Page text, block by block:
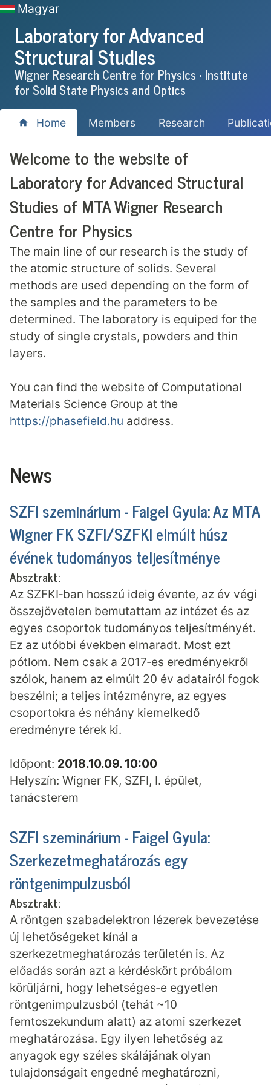
Magyar
Laboratory for Advanced
Structural Studies
Wigner Research Centre for Physics • Institute
for Solid State Physics and Optics
Home Members Research
Welcome to the website of
Laboratory for Advanced Structural
Studies of MTA Wigner Research
Centre for Physics
The main line of our research is the study of
the atomic structure of solids. Several
methods are used depending on the form of
the samples and the parameters to be
determined. The laboratory is equiped for the
study of single crystals, powders and thin
layers.
You can find the website of Computational
Materials Science Group at the
https://phasefield.hu address.
News
SZFI szeminárium - Faigel Gyula: Az MTA
Wigner FK SZFI/SZFKI elmúlt húsz
évének tudományos teljesítménye
Absztrakt:
Az SZFKI‐ban hosszú ideig évente, az év végi
összejövetelen bemutattam az intézet és az
egyes csoportok tudományos teljesítményét.
Ez az utóbbi években elmaradt. Most ezt
pótlom. Nem csak a 2017‐es eredményekről
szólok, hanem az elmúlt 20 év adatairól fogok
beszélni; a teljes intézményre, az egyes
csoportokra és néhány kiemelkedő
eredményre térek ki.
Időpont: 2018.10.09. 10:00
Helyszín: Wigner FK, SZFI, I. épület,
tanácsterem
SZFI szeminárium - Faigel Gyula:
Szerkezetmeghatározás egy
röntgenimpulzusból
Absztrakt:
A röntgen szabadelektron lézerek bevezetése
új lehetőségeket kínál a
szerkezetmeghatározás területén is. Az
előadás során azt a kérdéskört próbálom
körüljárni, hogy lehetséges‐e egyetlen
röntgenimpulzusból (tehát ~10
femtoszekundum alatt) az atomi szerkezet
meghatározása. Egy ilyen lehetőség az
anyagok egy széles skálájának olyan
tulajdonságait engedné meghatározni,